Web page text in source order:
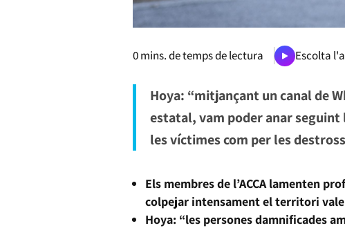
0mins. de temps de lectura Escolta
Hoya: “mitjançant un canal de
estatal, vam poder anar seguint
les víctimes com per les
Els membres de l’ACCA lamenten
colpejar intensament el territori
Hoya: “les persones damnificades